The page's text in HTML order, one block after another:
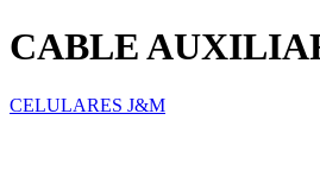
CABLE
CELULARES J&M